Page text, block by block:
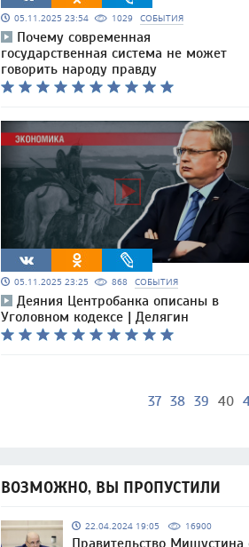
05.11.2025 23:54 1029 СОБЫТИЯ
Почему современная
государственная система не может
говорить народу правду
05.11.2025 23:25 868 СОБЫТИЯ
Деяния Центробанка описаны в
Уголовном кодексе | Делягин
37 38 39 40
ВОЗМОЖНО, ВЫ ПРОПУСТИЛИ
22.04.2024 19:05 16900
Правительство